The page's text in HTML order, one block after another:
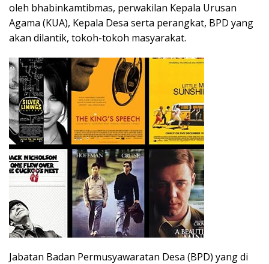
oleh bhabinkamtibmas, perwakilan Kepala Urusan
Agama (KUA), Kepala Desa serta perangkat, BPD yang
akan dilantik, tokoh-tokoh masyarakat.
Jabatan Badan Permusyawaratan Desa (BPD) yang di